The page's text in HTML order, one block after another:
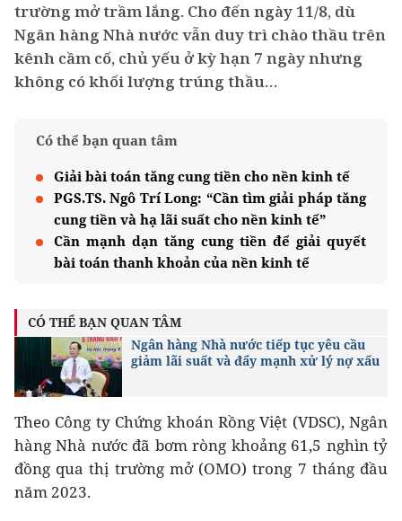
trường mở trầm lắng. Cho đến ngày 11/8, dù
Ngân hàng Nhà nước vẫn duy trì chào thầu trên
kênh cầm cố, chủ yếu ở kỳ hạn 7 ngày nhưng
không có khối lượng trúng thầu…
Có thể bạn quan tâm
Giải bài toán tăng cung tiền cho nền kinh tế
PGS.TS. Ngô Trí Long: “Cần tìm giải pháp tăng
cung tiền và hạ lãi suất cho nền kinh tế”
Cần mạnh dạn tăng cung tiền để giải quyết
bài toán thanh khoản của nền kinh tế
CÓ THỂ BẠN QUAN TÂM
Ngân hàng Nhà nước tiếp tục yêu cầu
giảm lãi suất và đẩy mạnh xử lý nợ xấu
Theo Công ty Chứng khoán Rồng Việt (VDSC), Ngân
hàng Nhà nước đã bơm ròng khoảng 61,5 nghìn tỷ
đồng qua thị trường mở (OMO) trong 7 tháng đầu
năm 2023.